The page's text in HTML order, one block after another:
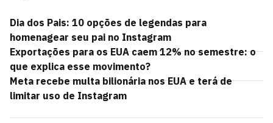
Dia dos Pais: 10 opções de legendas para
homenagear seu pai no Instagram
Exportações para os EUA caem 12% no semestre: o
que explica esse movimento?
Meta recebe multa bilionária nos EUA e terá de
limitar uso de Instagram